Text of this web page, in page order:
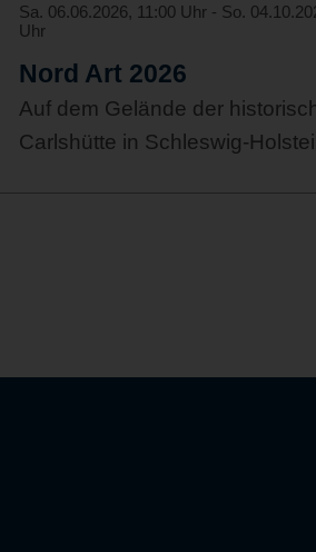
Sa. 06.06.2026, 11:00 Uhr - So.
Uhr
Nord Art 2026
Auf dem Gelände der
Carlshütte in Schleswig-